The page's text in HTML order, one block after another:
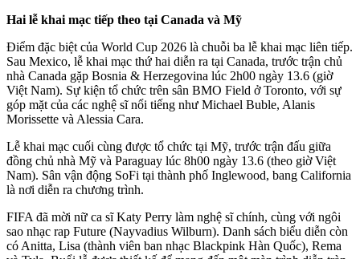
Hai lễ khai mạc tiếp theo tại Canada và Mỹ
Điểm đặc biệt của World Cup 2026 là chuỗi ba lễ khai mạc liên tiếp.
Sau Mexico, lễ khai mạc thứ hai diễn ra tại Canada, trước trận chủ
nhà Canada gặp Bosnia & Herzegovina lúc 2h00 ngày 13.6 (giờ
Việt Nam). Sự kiện tổ chức trên sân BMO Field ở Toronto, với sự
góp mặt của các nghệ sĩ nổi tiếng như Michael Buble, Alanis
Morissette và Alessia Cara.
Lễ khai mạc cuối cùng được tổ chức tại Mỹ, trước trận đấu giữa
đồng chủ nhà Mỹ và Paraguay lúc 8h00 ngày 13.6 (theo giờ Việt
Nam). Sân vận động SoFi tại thành phố Inglewood, bang California
là nơi diễn ra chương trình.
FIFA đã mời nữ ca sĩ Katy Perry làm nghệ sĩ chính, cùng với ngôi
sao nhạc rap Future (Nayvadius Wilburn). Danh sách biểu diễn còn
có Anitta, Lisa (thành viên ban nhạc Blackpink Hàn Quốc), Rema